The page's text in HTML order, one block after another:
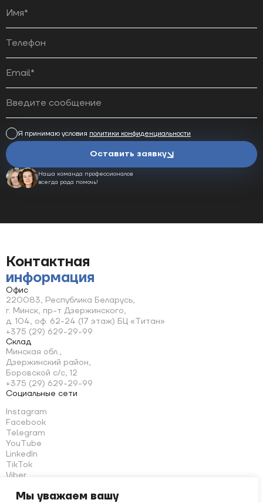
Мы уважаем вашу
Я принимаю условия политики конфиденциальности
Оставить заявку
Наша команда профессионалов
всегда рада помочь!
Контактная
информация
Офис
220083, Республика Беларусь,
г. Минск, пр-т Дзержинского,
д. 104, оф. 62-24 (17 этаж) БЦ «Титан»
+375 (29) 629-29-99
Склад
Минская обл.,
Дзержинский район,
Боровской с/с, 12
+375 (29) 629-29-99
Социальные сети
Instagram
Facebook
Telegram
YouTube
LinkedIn
TikTok
Viber
We Chat